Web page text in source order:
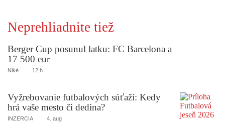
Neprehliadnite tiež
Berger Cup posunul latku: FC Barcelona a
17 500 eur
Niké 12 h
Vyžrebovanie futbalových súťaží: Kedy
hrá vaše mesto či dedina?
INZERCIA 4. aug